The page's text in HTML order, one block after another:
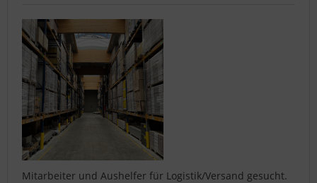
Mitarbeiter und Aushelfer für Logistik/Versand gesucht.